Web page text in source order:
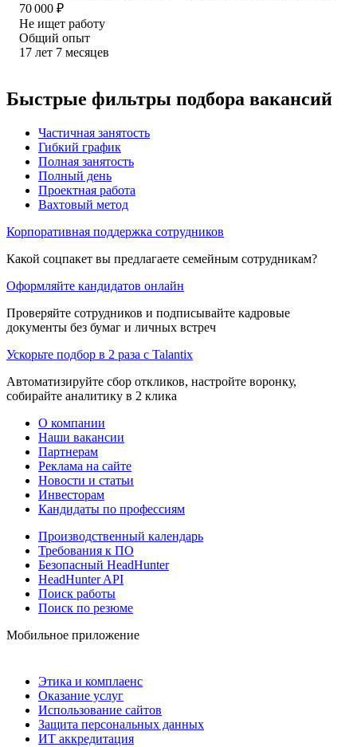
70 000 ₽
Не ищет работу
Общий опыт
17 лет 7 месяцев
Быстрые фильтры подбора вакансий
Частичная занятость
Гибкий график
Полная занятость
Полный день
Проектная работа
Вахтовый метод
Корпоративная поддержка сотрудников
Какой соцпакет вы предлагаете семейным сотрудникам?
Оформляйте кандидатов онлайн
Проверяйте сотрудников и подписывайте кадровые
документы без бумаг и личных встреч
Ускорьте подбор в 2 раза с Talantix
Автоматизируйте сбор откликов, настройте воронку,
собирайте аналитику в 2 клика
О компании
Наши вакансии
Партнерам
Реклама на сайте
Новости и статьи
Инвесторам
Кандидаты по профессиям
Производственный календарь
Требования к ПО
Безопасный HeadHunter
HeadHunter API
Поиск работы
Поиск по резюме
Мобильное приложение
Этика и комплаенс
Оказание услуг
Использование сайтов
Защита персональных данных
ИТ аккредитация